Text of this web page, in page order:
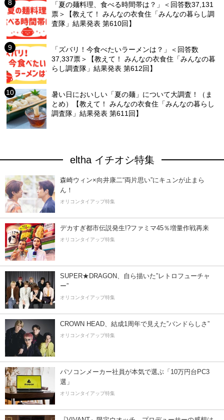
「夏の麺料理、食べる時間帯は？」＜回答数37,131
票＞【教えて！ みんなの衣食住「みんなの暮らし調
査隊」結果発表 第610回】
「ズバリ！今食べたいラーメンは？」＜回答数
37,337票＞【教えて！ みんなの衣食住「みんなの暮
らし調査隊」結果発表 第612回】
暑い日においしい「夏の麺」について大調査！（ま
とめ）【教えて！ みんなの衣食住「みんなの暮らし
調査隊」結果発表 第611回】
eltha イチオシ特集
森崎ウィン×向井康二“両片思い”にキュンが止まら
ん！
オリコンタイアップ特集
デカすぎ都市伝説発生!?ファミマ45％増量作戦再来
オリコンタイアップ特集
SUPER★DRAGON、自ら描いた”レトロフューチャ
ー”
オリコンタイアップ特集
CROWN HEAD、結成1周年で見えた”バンドらしさ”
オリコンタイアップ特集
パソコンメーカー社員が本気で選ぶ「10万円台PC3
選」
オリコンタイアップ特集